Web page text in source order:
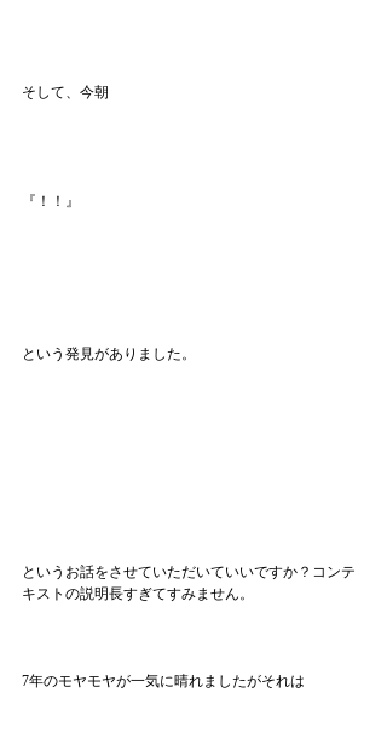
そして、今朝
『！！』
という発見がありました。
というお話をさせていただいていいですか？コンテ
キストの説明長すぎてすみません。
7年のモヤモヤが一気に晴れましたがそれは